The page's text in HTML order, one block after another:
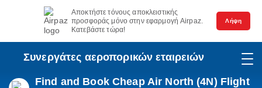
Αποκτήστε τόνους αποκλειστικής
προσφοράς μόνο στην εφαρμογή Airpaz.
Κατεβάστε τώρα!
Λήψη
Συνεργάτες αεροπορικών εταιρειών
Find and Book Cheap Air North (4N) Flight